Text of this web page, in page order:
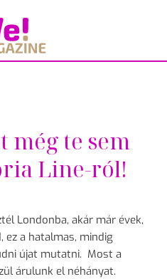
még te sem
Line-ról!
Londonba, akár már évek,
a hatalmas, mindig
újat mutatni. Most a
árulunk el néhányat.